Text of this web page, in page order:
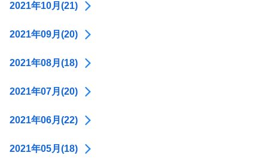
2021年10月(21)
2021年09月(20)
2021年08月(18)
2021年07月(20)
2021年06月(22)
2021年05月(18)